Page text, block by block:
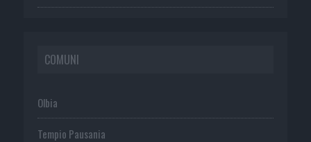
COMUNI
Olbia
Tempio Pausania